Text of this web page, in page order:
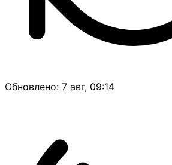
Обновлено: 7 авг, 09:14